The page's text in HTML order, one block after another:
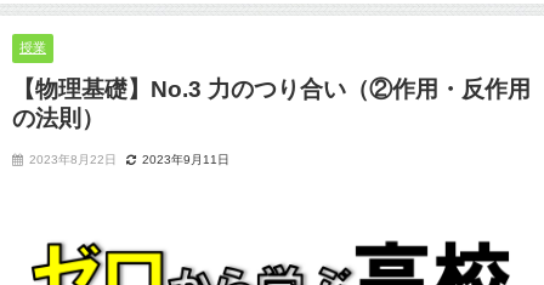
授業
【物理基礎】No.3 力のつり合い（②作用・反作用
の法則）
2023年8月22日 2023年9月11日